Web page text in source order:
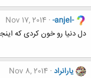
-anjel-
Nov 17, 2014
دل دنیا رو خون کردی که
یارانراد Nov 8, 2014